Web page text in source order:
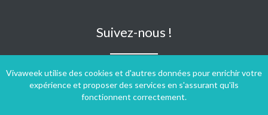
Vivaweek utilise des cookies et d'autres données pour enrichir votre
expérience et proposer des services en s'assurant qu'ils
fonctionnent correctement.
Suivez-nous !